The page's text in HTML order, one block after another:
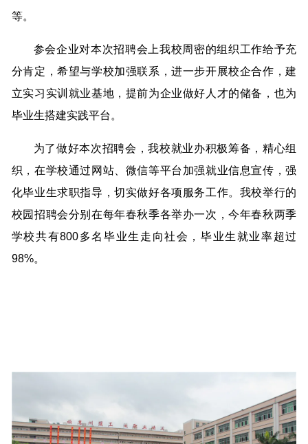
等。
参会企业对本次招聘会上我校周密的组织工作给予充
分肯定，希望与学校加强联系，进一步开展校企合作，建
立实习实训就业基地，提前为企业做好人才的储备，也为
毕业生搭建实践平台。
为了做好本次招聘会，我校就业办积极筹备，精心组
织，在学校通过网站、微信等平台加强就业信息宣传，强
化毕业生求职指导，切实做好各项服务工作。我校举行的
校园招聘会分别在每年春秋季各举办一次，今年春秋两季
学校共有800多名毕业生走向社会，毕业生就业率超过
98%。